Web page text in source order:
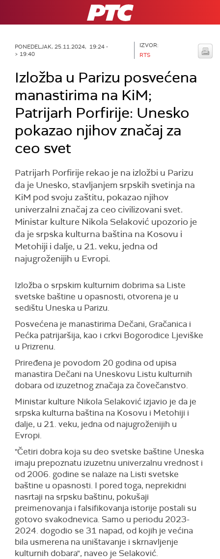
RTS
PONEDELJAK, 25.11.2024, 19:24 -
> 19:40
IZVOR:
RTS
Izložba u Parizu posvećena
manastirima na KiM;
Patrijarh Porfirije: Unesko
pokazao njihov značaj za
ceo svet
Patrijarh Porfirije rekao je na izložbi u Parizu
da je Unesko, stavljanjem srpskih svetinja na
KiM pod svoju zaštitu, pokazao njihov
univerzalni značaj za ceo civilizovani svet.
Ministar kulture Nikola Selaković upozorio je
da je srpska kulturna baština na Kosovu i
Metohiji i dalje, u 21. veku, jedna od
najugroženijih u Evropi.
Izložba o srpskim kulturnim dobrima sa Liste
svetske baštine u opasnosti, otvorena je u
sedištu Uneska u Parizu.
Posvećena je manastirima Dečani, Gračanica i
Pećka patrijaršija, kao i crkvi Bogorodice Ljeviške
u Prizrenu.
Priređena je povodom 20 godina od upisa
manastira Dečani na Uneskovu Listu kulturnih
dobara od izuzetnog značaja za čovečanstvo.
Ministar kulture Nikola Selaković izjavio je da je
srpska kulturna baština na Kosovu i Metohiji i
dalje, u 21. veku, jedna od najugroženijih u
Evropi.
"Četiri dobra koja su deo svetske baštine Uneska
imaju prepoznatu izuzetnu univerzalnu vrednost i
od 2006. godine se nalaze na Listi svetske
baštine u opasnosti. I pored toga, neprekidni
nasrtaji na srpsku baštinu, pokušaji
preimenovanja i falsifikovanja istorije postali su
gotovo svakodnevica. Samo u periodu 2023-
2024. dogodio se 31 napad, od kojih je većina
bila usmerena na uništavanje i skrnavljenje
kulturnih dobara", naveo je Selaković.